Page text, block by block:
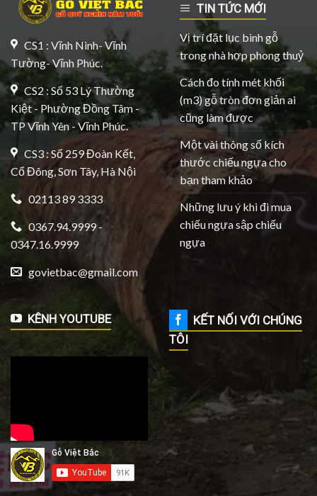
CS1 : Vĩnh Ninh- Vĩnh
Tường- Vĩnh Phúc.
CS2 : Số 53 Lý Thường
Kiệt - Phường Đồng Tâm -
TP Vĩnh Yên - Vĩnh Phúc.
CS3 : Số 259 Đoàn Kết,
Cổ Đông, Sơn Tây, Hà Nội
02113 89 3333
0367.94.9999 -
0347.16.9999
govietbac@gmail.com
TIN TỨC MỚI
Vị trí đặt lục bình gỗ
trong nhà hợp phong thuỷ
Cách đo tính mét khối
(m3) gỗ tròn đơn giản ai
cũng làm được
Một vài thông số kích
thước chiếu ngựa cho
bạn tham khảo
Những lưu ý khi đi mua
chiếu ngựa sập chiếu
ngựa
KÊNH YOUTUBE
KẾT NỐI VỚI CHÚNG
TÔI